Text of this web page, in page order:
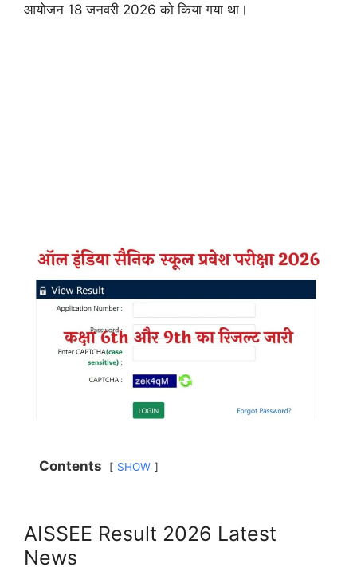
आयोजन 18 जनवरी 2026 को किया गया था।
Contents SHOW
AISSEE Result 2026 Latest
News